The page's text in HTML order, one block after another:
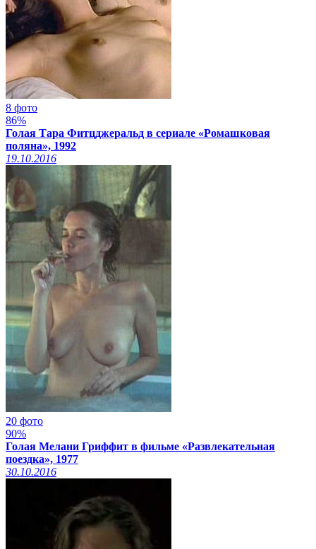
8 фото
86%
Голая Тара Фитцджеральд в сериале «Ромашковая
поляна», 1992
19.10.2016
20 фото
90%
Голая Мелани Гриффит в фильме «Развлекательная
поездка», 1977
30.10.2016